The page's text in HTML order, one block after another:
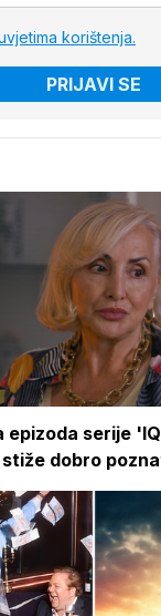
korištenja.
PRIJAVI SE
epizoda serije
dobro